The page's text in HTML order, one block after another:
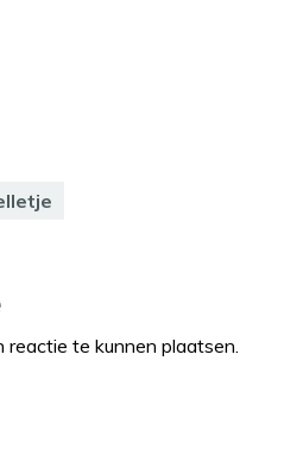
reactie te kunnen plaatsen.